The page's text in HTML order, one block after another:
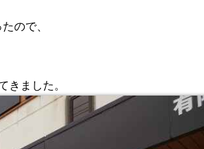
ので、
きました。